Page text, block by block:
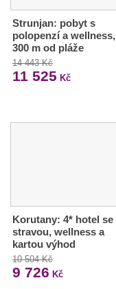
Strunjan: pobyt s
polopenzí a wellness,
300 m od pláže
14 443 Kč
11 525 Kč
Korutany: 4* hotel se
stravou, wellness a
kartou výhod
10 504 Kč
9 726 Kč